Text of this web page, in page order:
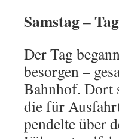
Samstag –
Der Tag
besorgen –
Bahnhof. Dort
die für
pendelte über